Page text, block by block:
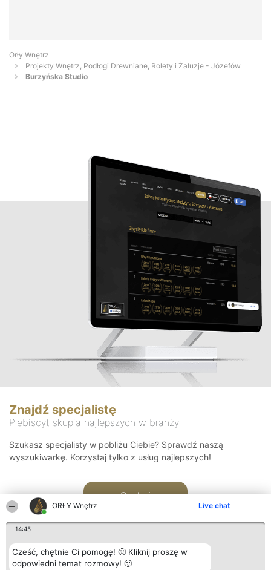
ORŁY Wnętrz Live chat
14:45
Cześć, chętnie Ci pomogę! 🙂 Kliknij proszę w
odpowiedni temat rozmowy! 🙂
Orły Wnętrz
Projekty Wnętrz, Podłogi Drewniane, Rolety i Żaluzje - Józefów
Burzyńska Studio
Znajdź specjalistę
Plebiscyt skupia najlepszych w branży
Szukasz specjalisty w pobliżu Ciebie? Sprawdź naszą
wyszukiwarkę. Korzystaj tylko z usług najlepszych!
Szukaj